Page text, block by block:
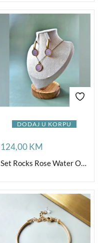
DODAJ U KORPU
124,00KM
Set Rocks Rose Water Opal